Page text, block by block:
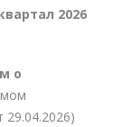
2026
о
29.04.2026)